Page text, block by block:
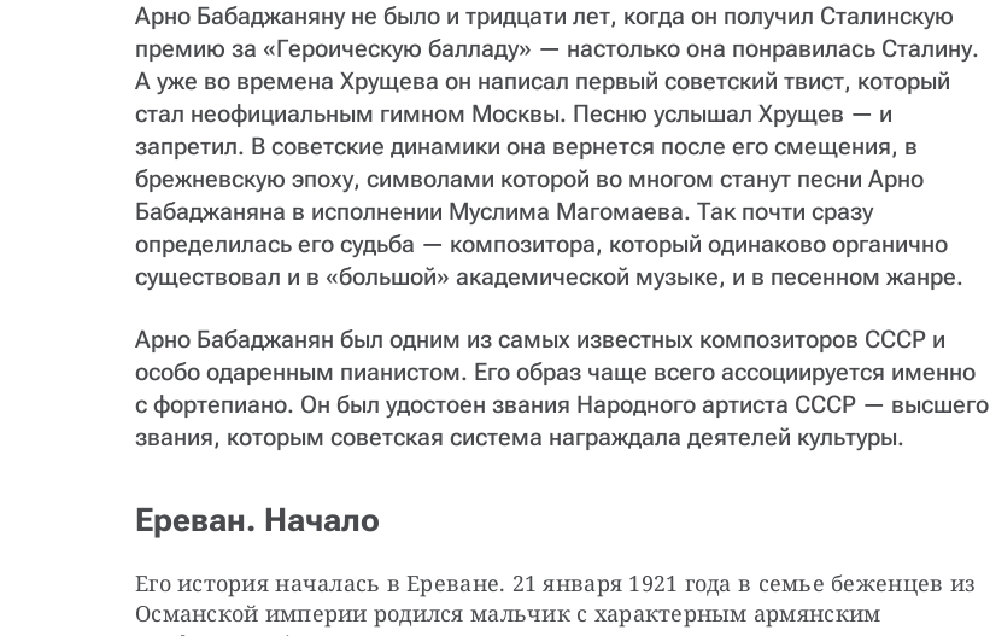
Арно Бабаджаняну не было и тридцати лет, когда он получил Сталинскую
премию за «Героическую балладу» — настолько она понравилась Сталину.
А уже во времена Хрущева он написал первый советский твист, который
стал неофициальным гимном Москвы. Песню услышал Хрущев — и
запретил. В советские динамики она вернется после его смещения, в
брежневскую эпоху, символами которой во многом станут песни Арно
Бабаджаняна в исполнении Муслима Магомаева. Так почти сразу
определилась его судьба — композитора, который одинаково органично
существовал и в «большой» академической музыке, и в песенном жанре.
Арно Бабаджанян был одним из самых известных композиторов СССР и
особо одаренным пианистом. Его образ чаще всего ассоциируется именно
с фортепиано. Он был удостоен звания Народного артиста СССР — высшего
звания, которым советская система награждала деятелей культуры.
Ереван. Начало
Его история началась в Ереване. 21 января 1921 года в семье беженцев из
Османской империи родился мальчик с характерным армянским